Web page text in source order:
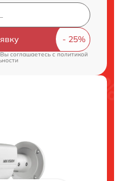
соглашаетесь cполитикой